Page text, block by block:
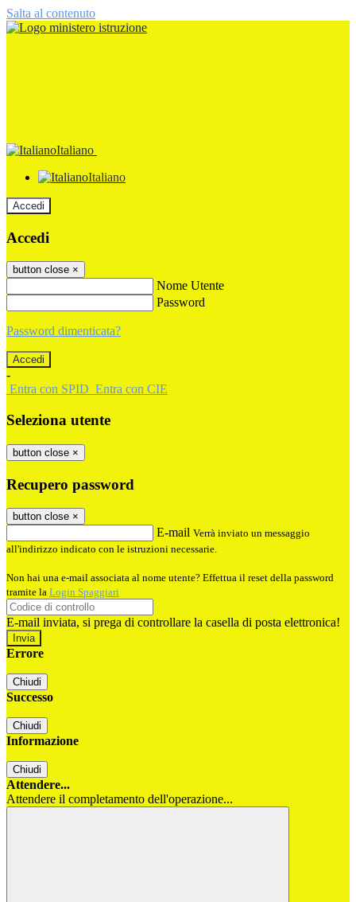
Salta al contenuto
Italiano
Italiano
Accedi
Accedi
button close ×
Nome Utente
Password
Password dimenticata?
-
Entra con SPID Entra con CIE
Seleziona utente
button close ×
Recupero password
button close ×
E-mail Verrà inviato un messaggio
all'indirizzo indicato con le istruzioni necessarie.
Non hai una e-mail associata al nome utente? Effettua il reset della password
tramite la Login Spaggiari
E-mail inviata, si prega di controllare la casella di posta elettronica!
Errore
Chiudi
Successo
Chiudi
Informazione
Chiudi
Attendere...
Attendere il completamento dell'operazione...